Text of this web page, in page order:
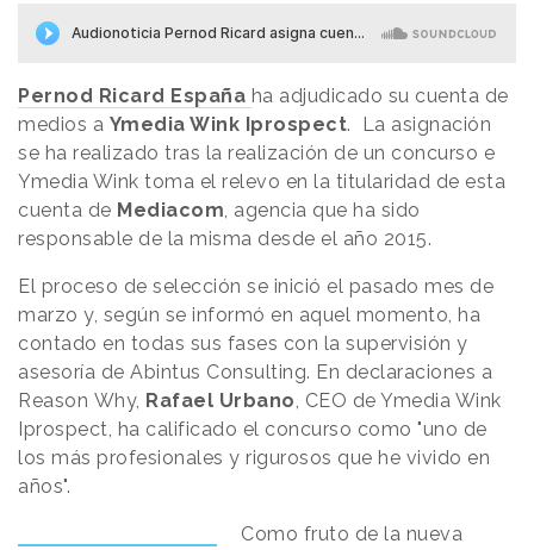
Pernod Ricard España ha adjudicado su cuenta de
medios a Ymedia Wink Iprospect. La asignación
se ha realizado tras la realización de un concurso e
Ymedia Wink toma el relevo en la titularidad de esta
cuenta de Mediacom, agencia que ha sido
responsable de la misma desde el año 2015.
El proceso de selección se inició el pasado mes de
marzo y, según se informó en aquel momento, ha
contado en todas sus fases con la supervisión y
asesoría de Abintus Consulting. En declaraciones a
Reason Why, Rafael Urbano, CEO de Ymedia Wink
Iprospect, ha calificado el concurso como "uno de
los más profesionales y rigurosos que he vivido en
años".
Como fruto de la nueva